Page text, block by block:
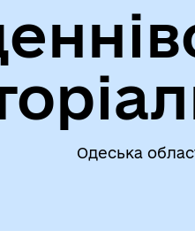
особам (ВПО)Одеська